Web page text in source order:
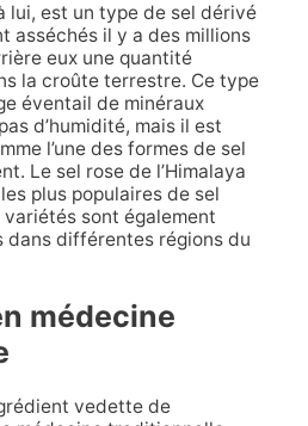
lui, est un type de sel dérivé
asséchés il y a des millions
eux une quantité
la croûte terrestre. Ce type
éventail de minéraux
d’humidité, mais il est
l’une des formes de sel
Le sel rose de l’Himalaya
plus populaires de sel
variétés sont également
dans différentes régions du
médecine
vedette de